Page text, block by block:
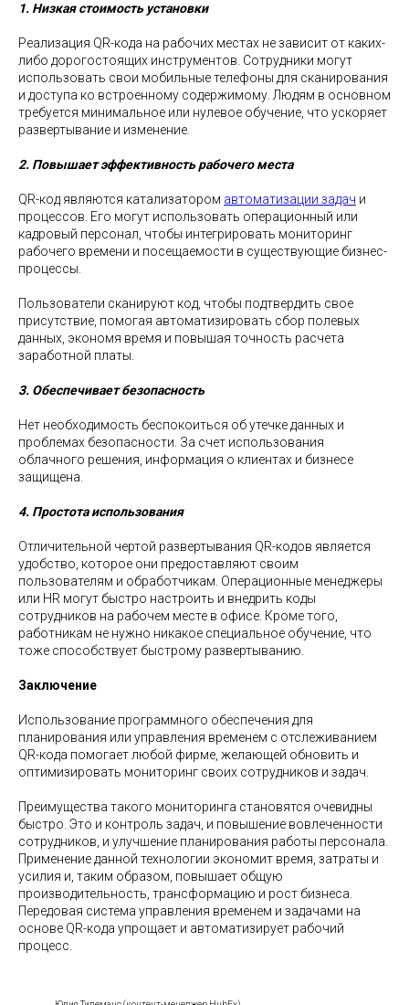
1. Низкая стоимость установки
Реализация QR-кода на рабочих местах не зависит от каких-
либо дорогостоящих инструментов. Сотрудники могут
использовать свои мобильные телефоны для сканирования
и доступа ко встроенному содержимому. Людям в основном
требуется минимальное или нулевое обучение, что ускоряет
развертывание и изменение.
2. Повышает эффективность рабочего места
QR-код являются катализатором автоматизации задач и
процессов. Его могут использовать операционный или
кадровый персонал, чтобы интегрировать мониторинг
рабочего времени и посещаемости в существующие бизнес-
процессы.
Пользователи сканируют код, чтобы подтвердить свое
присутствие, помогая автоматизировать сбор полевых
данных, экономя время и повышая точность расчета
заработной платы.
3. Обеспечивает безопасность
Нет необходимость беспокоиться об утечке данных и
проблемах безопасности. За счет использования
облачного решения, информация о клиентах и бизнесе
защищена.
4. Простота использования
Отличительной чертой развертывания QR-кодов является
удобство, которое они предоставляют своим
пользователям и обработчикам. Операционные менеджеры
или HR могут быстро настроить и внедрить коды
сотрудников на рабочем месте в офисе. Кроме того,
работникам не нужно никакое специальное обучение, что
тоже способствует быстрому развертыванию.
Заключение
Использование программного обеспечения для
планирования или управления временем с отслеживанием
QR-кода помогает любой фирме, желающей обновить и
оптимизировать мониторинг своих сотрудников и задач.
Преимущества такого мониторинга становятся очевидны
быстро. Это и контроль задач, и повышение вовлеченности
сотрудников, и улучшение планирования работы персонала.
Применение данной технологии экономит время, затраты и
усилия и, таким образом, повышает общую
производительность, трансформацию и рост бизнеса.
Передовая система управления временем и задачами на
основе QR-кода упрощает и автоматизирует рабочий
процесс.